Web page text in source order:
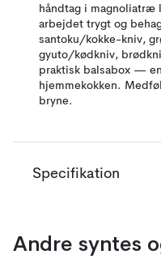
håndtag i magnoliatræ
arbejdet trygt og
santoku/kokke-kniv,
gyuto/kødkniv,
praktisk balsabox —
hjemmekokken.
bryne.
Specifikation
Andre syntes